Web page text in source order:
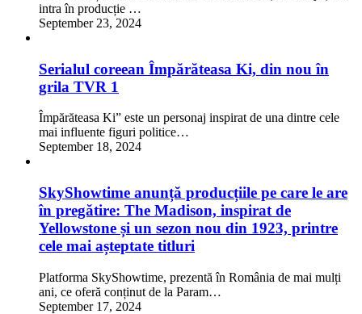
intra în producție …
September 23, 2024
Serialul coreean Împărăteasa Ki, din nou în
grila TVR 1
Împărăteasa Ki” este un personaj inspirat de una dintre cele
mai influente figuri politice…
September 18, 2024
SkyShowtime anunță producțiile pe care le are
în pregătire: The Madison, inspirat de
Yellowstone și un sezon nou din 1923, printre
cele mai așteptate titluri
Platforma SkyShowtime, prezentă în România de mai mulți
ani, ce oferă conținut de la Param…
September 17, 2024